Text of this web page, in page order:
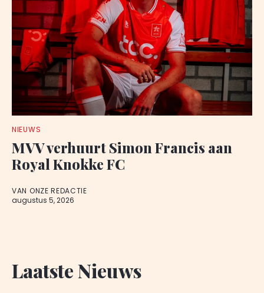
NIEUWS
MVV verhuurt Simon Francis aan
Royal Knokke FC
VAN ONZE REDACTIE
augustus 5, 2026
Laatste Nieuws